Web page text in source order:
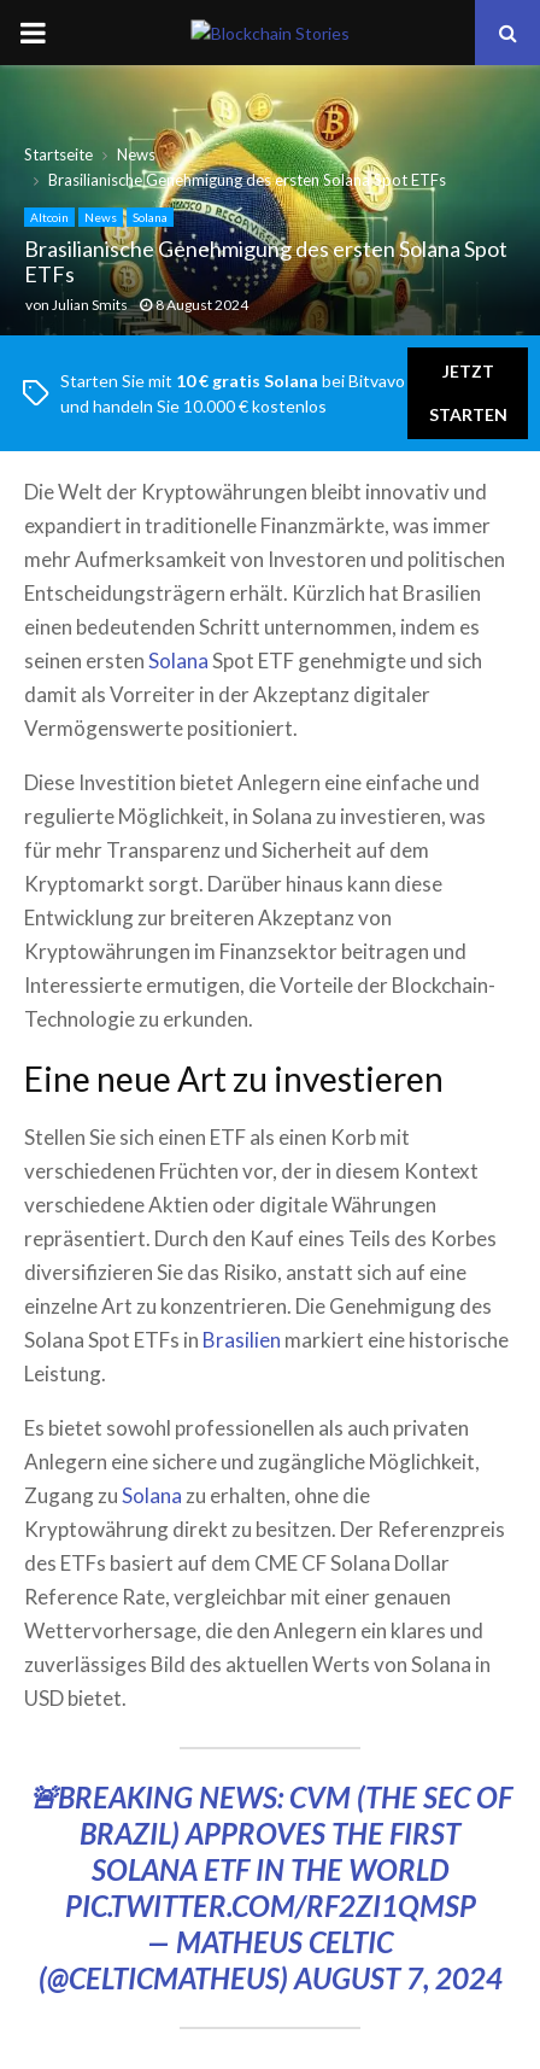
PRIMARY
MENU
Startseite
News
Brasilianische Genehmigung des ersten Solana Spot ETFs
Altcoin News Solana
Brasilianische Genehmigung des ersten Solana Spot
ETFs
von Julian Smits 8 August 2024
Starten Sie mit 10 € gratis Solana bei Bitvavo
und handeln Sie 10.000 € kostenlos
JETZT
STARTEN
Die Welt der Kryptowährungen bleibt innovativ und
expandiert in traditionelle Finanzmärkte, was immer
mehr Aufmerksamkeit von Investoren und politischen
Entscheidungsträgern erhält. Kürzlich hat Brasilien
einen bedeutenden Schritt unternommen, indem es
seinen erstenSolanaSpot ETF genehmigte und sich
damit als Vorreiter in der Akzeptanz digitaler
Vermögenswerte positioniert.
Diese Investition bietet Anlegern eine einfache und
regulierte Möglichkeit, in Solana zu investieren, was
für mehr Transparenz und Sicherheit auf dem
Kryptomarkt sorgt. Darüber hinaus kann diese
Entwicklung zur breiteren Akzeptanz von
Kryptowährungen im Finanzsektor beitragen und
Interessierte ermutigen, die Vorteile der Blockchain-
Technologie zu erkunden.
Eine neue Art zu investieren
Stellen Sie sich einen ETF als einen Korb mit
verschiedenen Früchten vor, der in diesem Kontext
verschiedene Aktien oder digitale Währungen
repräsentiert. Durch den Kauf eines Teils des Korbes
diversifizieren Sie das Risiko, anstatt sich auf eine
einzelne Art zu konzentrieren. Die Genehmigung des
Solana Spot ETFs in Brasilien markiert eine historische
Leistung.
Es bietet sowohl professionellen als auch privaten
Anlegern eine sichere und zugängliche Möglichkeit,
Zugang zuSolana zu erhalten, ohne die
Kryptowährung direkt zu besitzen. Der Referenzpreis
des ETFs basiert auf dem CME CF Solana Dollar
Reference Rate, vergleichbar mit einer genauen
Wettervorhersage, die den Anlegern ein klares und
zuverlässiges Bild des aktuellen Werts von Solana in
USD bietet.
🚨BREAKING NEWS: CVM (THE SEC OF
BRAZIL) APPROVES THE FIRST
SOLANA ETF IN THE WORLD
PIC.TWITTER.COM/RF2ZI1QMSP
— MATHEUS CELTIC
(@CELTICMATHEUS)AUGUST 7, 2024